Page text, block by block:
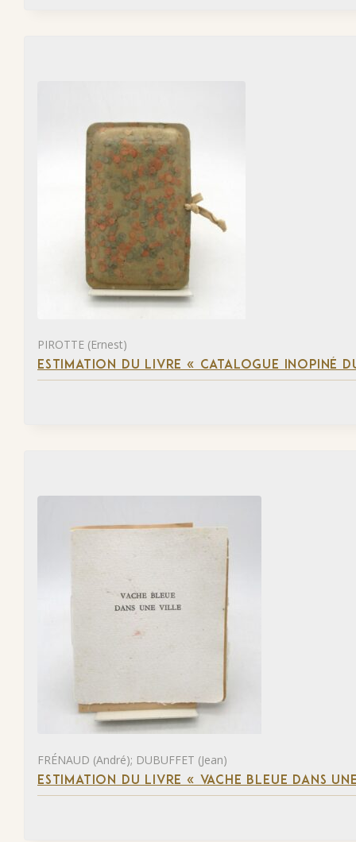
PIROTTE (Ernest)
ESTIMATION DU LIVRE « CATALOGUE INOPINÉ
FRÉNAUD (André); DUBUFFET (Jean)
ESTIMATION DU LIVRE « VACHE BLEUE DANS